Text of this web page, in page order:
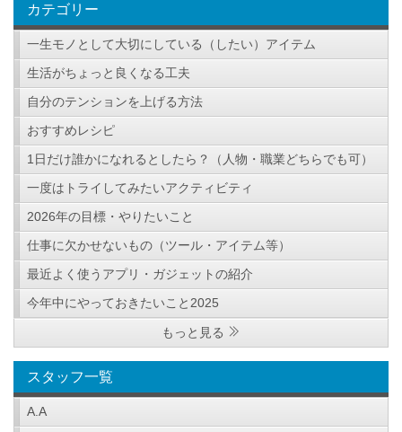
カテゴリー
一生モノとして大切にしている（したい）アイテム
生活がちょっと良くなる工夫
自分のテンションを上げる方法
おすすめレシピ
1日だけ誰かになれるとしたら？（人物・職業どちらでも可）
一度はトライしてみたいアクティビティ
2026年の目標・やりたいこと
仕事に欠かせないもの（ツール・アイテム等）
最近よく使うアプリ・ガジェットの紹介
今年中にやっておきたいこと2025
もっと見る
スタッフ一覧
A.A